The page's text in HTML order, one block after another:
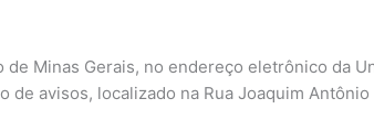
Minas Gerais, no endereço eletrônico da
avisos, localizado na Rua Joaquim